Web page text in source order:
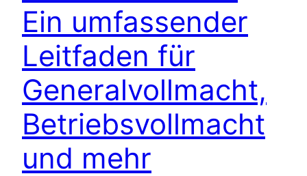
Ein umfassender
Leitfaden für
Generalvollmacht,
Betriebsvollmacht
und mehr